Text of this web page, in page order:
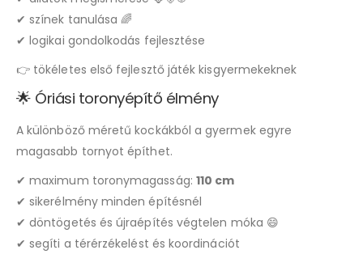
✔ színek tanulása 🌈
✔ logikai gondolkodás fejlesztése
👉 tökéletes első fejlesztő játék kisgyermekeknek
🌟 Óriási toronyépítő élmény
A különböző méretű kockákból a gyermek egyre
magasabb tornyot építhet.
✔ maximum toronymagasság: 110 cm
✔ sikerélmény minden építésnél
✔ döntögetés és újraépítés végtelen móka 😄
✔ segíti a térérzékelést és koordinációt